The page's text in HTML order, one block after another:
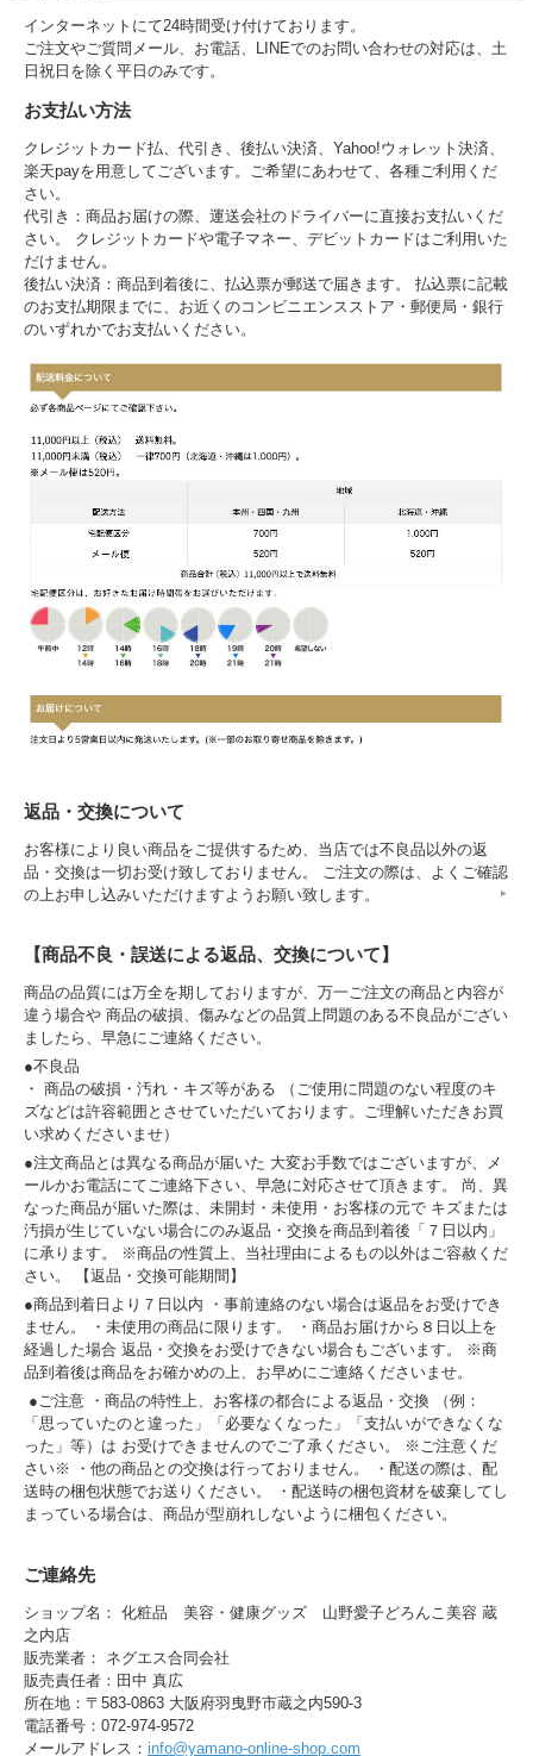
インターネットにて24時間受け付けております。
ご注文やご質問メール、お電話、LINEでのお問い合わせの対応は、土
日祝日を除く平日のみです。
お支払い方法
クレジットカード払、代引き、後払い決済、Yahoo!ウォレット決済、
楽天payを用意してございます。ご希望にあわせて、各種ご利用くだ
さい。
代引き：商品お届けの際、運送会社のドライバーに直接お支払いくだ
さい。 クレジットカードや電子マネー、デビットカードはご利用いた
だけません。
後払い決済：商品到着後に、払込票が郵送で届きます。 払込票に記載
のお支払期限までに、お近くのコンビニエンスストア・郵便局・銀行
のいずれかでお支払いください。
返品・交換について
お客様により良い商品をご提供するため、当店では不良品以外の返
品・交換は一切お受け致しておりません。 ご注文の際は、よくご確認
の上お申し込みいただけますようお願い致します。
【商品不良・誤送による返品、交換について】
商品の品質には万全を期しておりますが、万一ご注文の商品と内容が
違う場合や 商品の破損、傷みなどの品質上問題のある不良品がござい
ましたら、早急にご連絡ください。
●不良品
・ 商品の破損・汚れ・キズ等がある （ご使用に問題のない程度のキ
ズなどは許容範囲とさせていただいております。ご理解いただきお買
い求めくださいませ）
●注文商品とは異なる商品が届いた 大変お手数ではございますが、メ
ールかお電話にてご連絡下さい、早急に対応させて頂きます。 尚、異
なった商品が届いた際は、未開封・未使用・お客様の元で キズまたは
汚損が生じていない場合にのみ返品・交換を商品到着後「７日以内」
に承ります。 ※商品の性質上、当社理由によるもの以外はご容赦くだ
さい。 【返品・交換可能期間】
●商品到着日より７日以内 ・事前連絡のない場合は返品をお受けでき
ません。 ・未使用の商品に限ります。 ・商品お届けから８日以上を
経過した場合 返品・交換をお受けできない場合もございます。 ※商
品到着後は商品をお確かめの上、お早めにご連絡くださいませ。
●ご注意 ・商品の特性上、お客様の都合による返品・交換 （例：
「思っていたのと違った」「必要なくなった」「支払いができなくな
った」等）は お受けできませんのでご了承ください。 ※ご注意くだ
さい※ ・他の商品との交換は行っておりません。 ・配送の際は、配
送時の梱包状態でお送りください。 ・配送時の梱包資材を破棄してし
まっている場合は、商品が型崩れしないように梱包ください。
ご連絡先
ショップ名： 化粧品 美容・健康グッズ 山野愛子どろんこ美容 蔵
之内店
販売業者： ネグエス合同会社
販売責任者：田中 真広
所在地：〒583-0863 大阪府羽曳野市蔵之内590-3
電話番号：072-974-9572
メールアドレス： info@yamano-online-shop.com